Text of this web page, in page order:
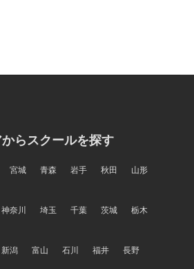
らスクールを探す
宮城 青森 岩手 秋田
山形
神奈川 埼玉 千葉 茨城
栃木
新潟 富山 石川 福井 長野